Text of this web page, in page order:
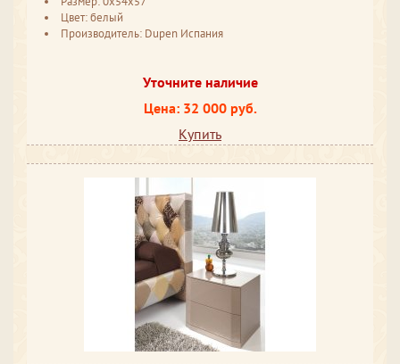
Цвет: белый
Производитель: Dupen Испания
Уточните наличие
Цена: 32 000 руб.
Купить